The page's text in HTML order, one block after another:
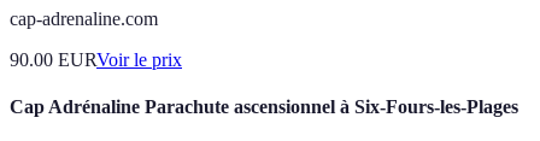
cap-adrenaline.com
90.00 EURVoir le prix
Cap Adrénaline Parachute ascensionnel à Six-Fours-les-Plages